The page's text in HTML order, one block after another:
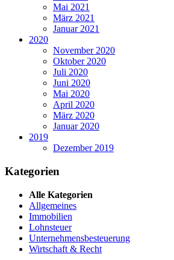
Mai 2021
März 2021
Januar 2021
2020
November 2020
Oktober 2020
Juli 2020
Juni 2020
Mai 2020
April 2020
März 2020
Januar 2020
2019
Dezember 2019
Kategorien
Alle Kategorien
Allgemeines
Immobilien
Lohnsteuer
Unternehmensbesteuerung
Wirtschaft & Recht